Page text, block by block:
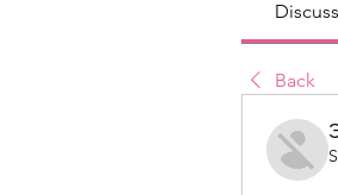
Back